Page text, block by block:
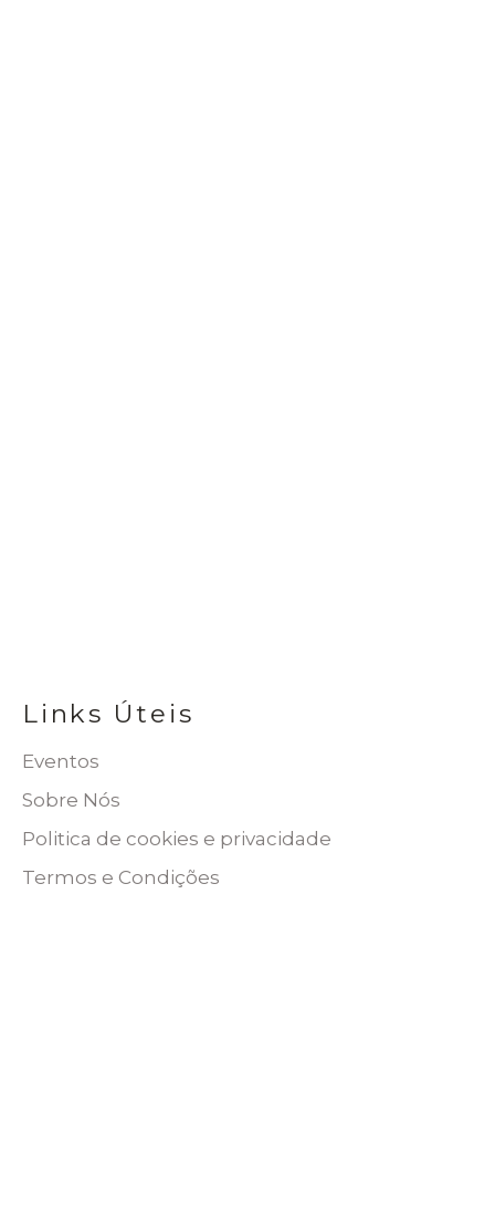
Links Úteis
Eventos
Sobre Nós
Politica de cookies e privacidade
Termos e Condições